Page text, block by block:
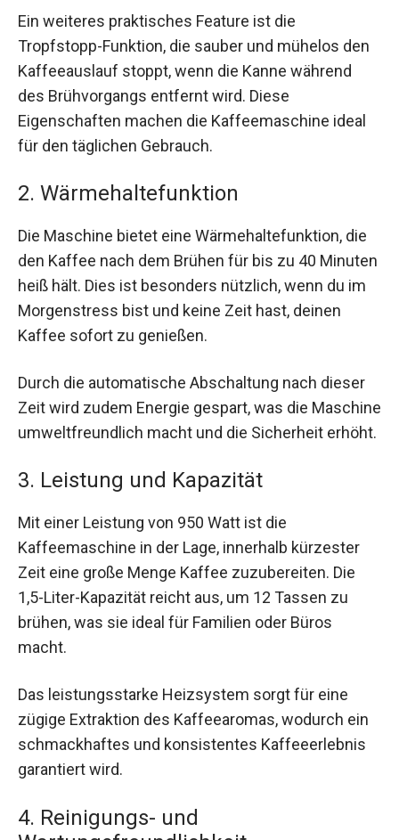
Ein weiteres praktisches Feature ist die
Tropfstopp-Funktion, die sauber und mühelos den
Kaffeeauslauf stoppt, wenn die Kanne während
des Brühvorgangs entfernt wird. Diese
Eigenschaften machen die Kaffeemaschine ideal
für den täglichen Gebrauch.
2. Wärmehaltefunktion
Die Maschine bietet eine Wärmehaltefunktion, die
den Kaffee nach dem Brühen für bis zu 40 Minuten
heiß hält. Dies ist besonders nützlich, wenn du im
Morgenstress bist und keine Zeit hast, deinen
Kaffee sofort zu genießen.
Durch die automatische Abschaltung nach dieser
Zeit wird zudem Energie gespart, was die Maschine
umweltfreundlich macht und die Sicherheit erhöht.
3. Leistung und Kapazität
Mit einer Leistung von 950 Watt ist die
Kaffeemaschine in der Lage, innerhalb kürzester
Zeit eine große Menge Kaffee zuzubereiten. Die
1,5-Liter-Kapazität reicht aus, um 12 Tassen zu
brühen, was sie ideal für Familien oder Büros
macht.
Das leistungsstarke Heizsystem sorgt für eine
zügige Extraktion des Kaffeearomas, wodurch ein
schmackhaftes und konsistentes Kaffeeerlebnis
garantiert wird.
4. Reinigungs- und